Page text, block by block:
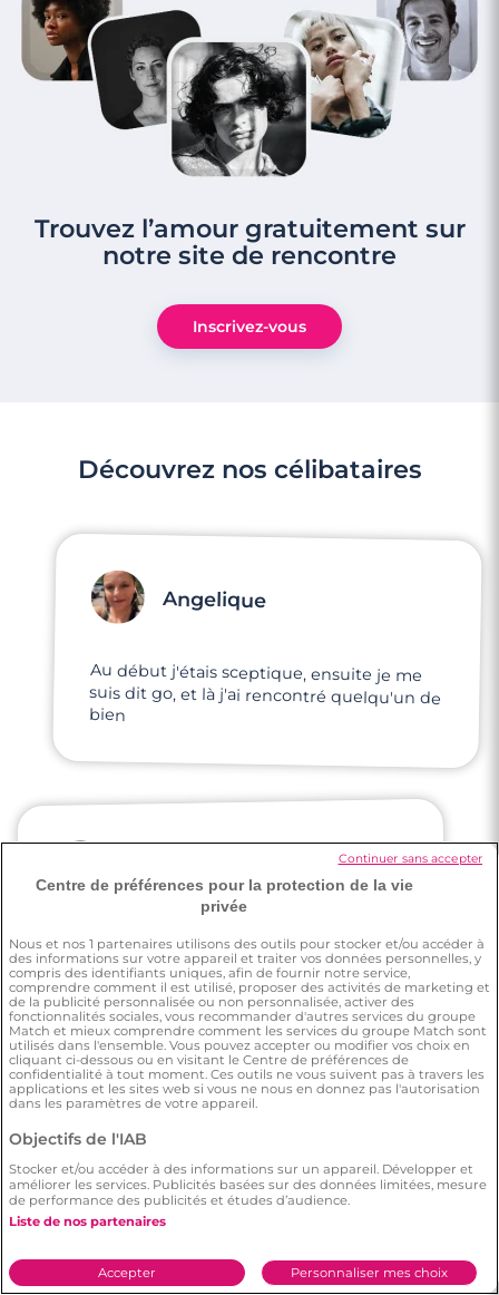
Trouvez l’amour gratuitement sur
notre site de rencontre
Inscrivez-vous
Découvrez nos célibataires
Angelique
Au début j'étais sceptique, ensuite je me
suis dit go, et là j'ai rencontré quelqu'un de
bien
J'ai une amie qui a trouvé l'âme-soeur sur
Meetic.
Anthony
Je préfère mon expérience sur Meetic que
celle sur les autres sites
Centre de préférences pour la protection de la vie
privée
Nous et nos 1 partenaires utilisons des outils pour stocker et/ou accéder à
des informations sur votre appareil et traiter vos données personnelles, y
compris des identifiants uniques, afin de fournir notre service,
comprendre comment il est utilisé, proposer des activités de marketing et
de la publicité personnalisée ou non personnalisée, activer des
fonctionnalités sociales, vous recommander d'autres services du groupe
Match et mieux comprendre comment les services du groupe Match sont
utilisés dans l'ensemble. Vous pouvez accepter ou modifier vos choix en
cliquant ci-dessous ou en visitant le Centre de préférences de
confidentialité à tout moment. Ces outils ne vous suivent pas à travers les
applications et les sites web si vous ne nous en donnez pas l'autorisation
dans les paramètres de votre appareil.
Objectifs de l'IAB
Stocker et/ou accéder à des informations sur un appareil. Développer et
améliorer les services. Publicités basées sur des données limitées, mesure
de performance des publicités et études d’audience.
Liste de nos partenaires
Personnaliser mes choix
Accepter
Continuer sans accepter